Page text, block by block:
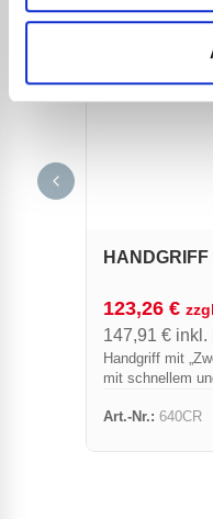
HANDGRIFF
123,26 €
147,91 € inkl.
Handgriff mit
mit schnellem
Art.-Nr.: 640CR